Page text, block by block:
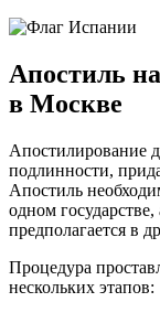
Апостиль
в Москве
Апостилирование
подлинности,
Апостиль
одном
предполагается в
Процедура
нескольких этапов: